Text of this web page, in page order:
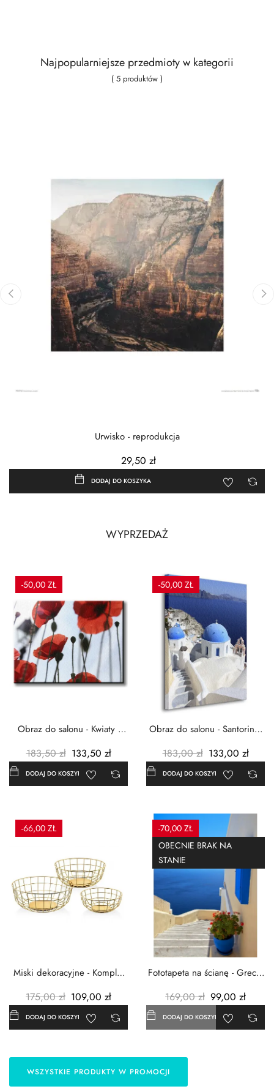
Najpopularniejsze przedmioty w kategorii
( 5 produktów )
Urwisko - reprodukcja
29,50 zł
DODAJ DO KOSZYKA
WYPRZEDAŻ
-50,00 ZŁ
Obraz do salonu - Kwiaty -
183,50 zł 133,50 zł
DODAJ DO KOSZYKA
-50,00 ZŁ
Obraz do salonu - Santorini -
183,00 zł 133,00 zł
DODAJ DO KOSZYKA
-66,00 ZŁ
Miski dekoracyjne - Komplet
175,00 zł 109,00 zł
DODAJ DO KOSZYKA
-70,00 ZŁ
OBECNIE BRAK NA
STANIE
Fototapeta na ścianę - Grecja
169,00 zł 99,00 zł
DODAJ DO KOSZYKA
WSZYSTKIE PRODUKTY W PROMOCJI